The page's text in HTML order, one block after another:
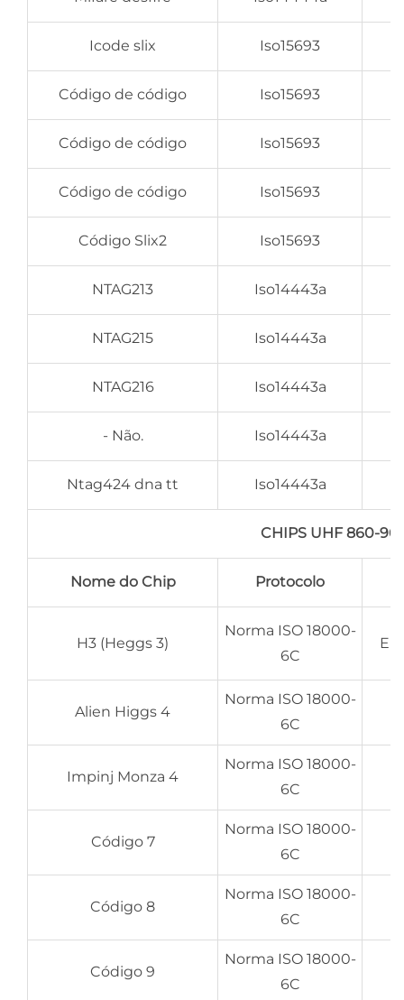
Icode slix Iso15693
Código de código Iso15693
Código de código Iso15693
Código de código Iso15693
Código Slix2 Iso15693
NTAG213 Iso14443a
NTAG215 Iso14443a
NTAG216 Iso14443a
- Não. Iso14443a
Ntag424 dna tt Iso14443a
CHIPS UHF 860-
Nome do Chip Protocolo
H3 (Heggs 3)
Norma ISO 18000-
6C
Alien Higgs 4
Norma ISO 18000-
6C
Impinj Monza 4
Norma ISO 18000-
6C
Código 7
Norma ISO 18000-
6C
Código 8
Norma ISO 18000-
6C
Código 9
Norma ISO 18000-
6C